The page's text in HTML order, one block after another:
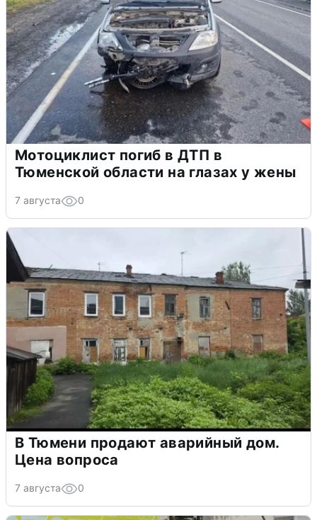
Мотоциклист погиб в ДТП в
Тюменской области на глазах у жены
7 августа 0
В Тюмени продают аварийный дом.
Цена вопроса
7 августа 0